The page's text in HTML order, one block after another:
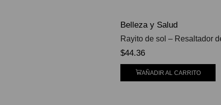
Belleza y Salud
Rayito de sol – Resaltador
$44.36
AÑADIR AL CARRITO